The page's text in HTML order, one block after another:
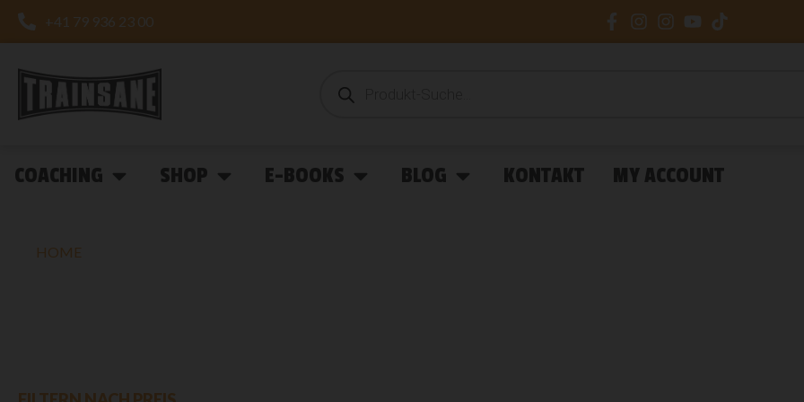
+41 79 936 23 00
COACHING SHOP E-BOOKS BLOG KONTAKT MY ACCOUNT
HOME